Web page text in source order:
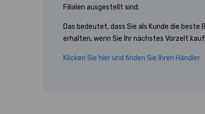
Filialen ausgestellt sind.
Das bedeutet, dass Sie als Kunde die
erhalten, wenn Sie Ihr nächstes Vorzelt
Klicken Sie hier und finden Sie Ihren Händler.